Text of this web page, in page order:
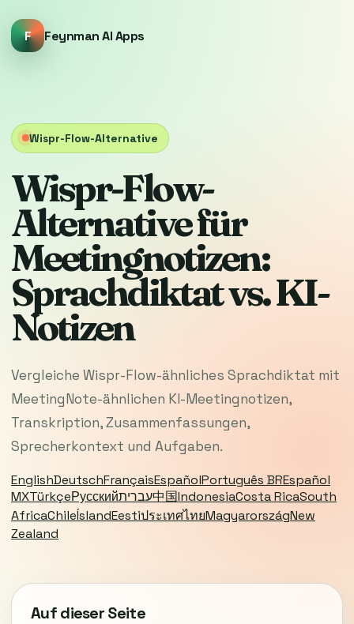
F Feynman AI Apps
Wispr-Flow-Alternative
Wispr-Flow-
Alternative für
Meetingnotizen:
Sprachdiktat vs. KI-
Notizen
Vergleiche Wispr-Flow-ähnliches Sprachdiktat mit
MeetingNote-ähnlichen KI-Meetingnotizen,
Transkription, Zusammenfassungen,
Sprecherkontext und Aufgaben.
EnglishDeutschFrançaisEspañolPortuguês BREspañol
MXTürkçeРусскийעברית中国IndonesiaCosta RicaSouth
AfricaChileÍslandEestiประเทศไทยMagyarországNew
Zealand
Auf dieser Seite